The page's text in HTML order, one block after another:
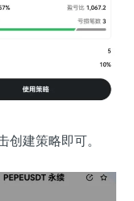
建策略即可。